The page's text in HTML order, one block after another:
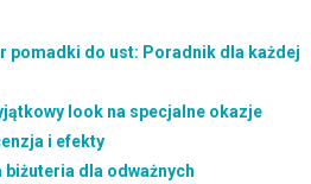
pomadki do ust: Poradnik dla każdej
look na specjalne okazje
i efekty
biżuteria dla odważnych